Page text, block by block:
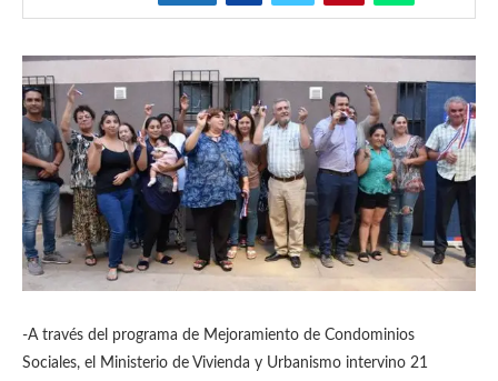
-A través del programa de Mejoramiento de Condominios
Sociales, el Ministerio de Vivienda y Urbanismo intervino 21